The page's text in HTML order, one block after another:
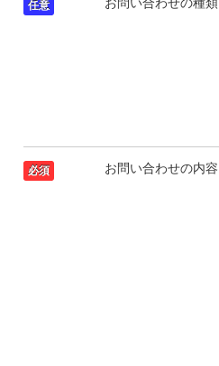
任意 お問い合わせの種類
必須 お問い合わせの内容